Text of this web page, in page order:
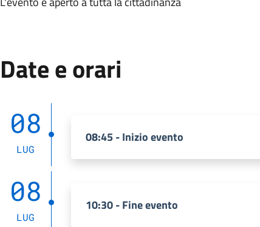
Date e orari
08
LUG
08:45 - Inizio evento
08
LUG
10:30 - Fine evento